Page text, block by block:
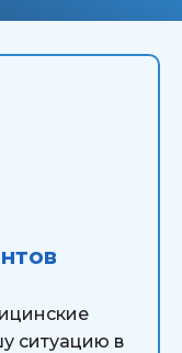
ситуацию в